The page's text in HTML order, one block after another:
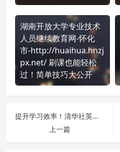
湖南开放大学专业技术
人员继续教育网-怀化
市-http://huaihua.hnzj
px.net/ 刷课也能轻松
过！简单技巧大公开
提升学习效率！清华社英语-单元 刷课方法全揭秘
上一篇